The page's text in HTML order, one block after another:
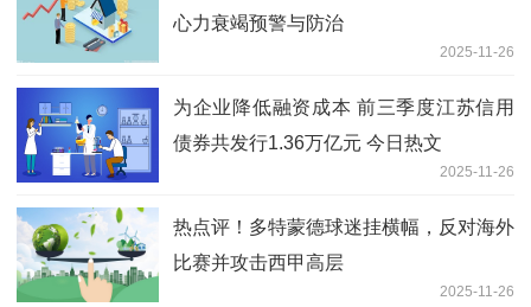
心力衰竭预警与防治
2025-11-26
为企业降低融资成本 前三季度江苏信用
债券共发行1.36万亿元 今日热文
2025-11-26
热点评！多特蒙德球迷挂横幅，反对海外
比赛并攻击西甲高层
2025-11-26